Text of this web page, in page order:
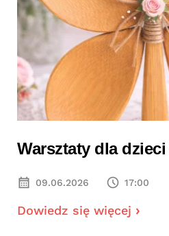
Warsztaty dla
09.06.2026 17:00
Dowiedz się więcej